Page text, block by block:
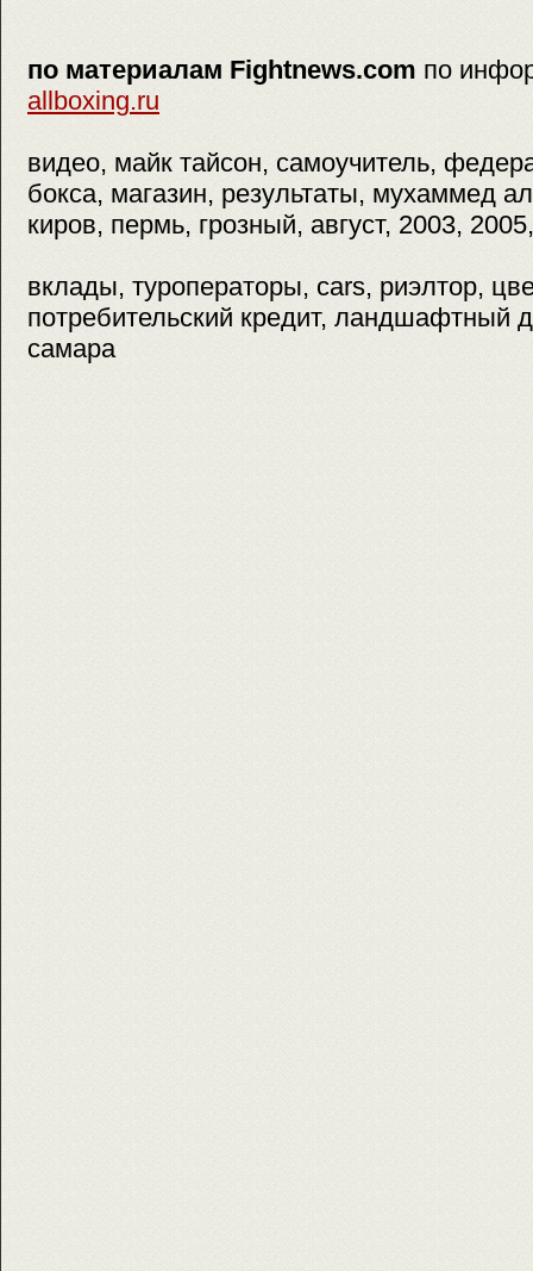
по материалам Fightnews.com по
allboxing.ru
видео, майк тайсон, самоучитель,
бокса, магазин, результаты, мухаммед
киров, пермь, грозный, август, 2003,
вклады, туроператоры, cars, риэлтор,
потребительский кредит, ландшафтный
самара